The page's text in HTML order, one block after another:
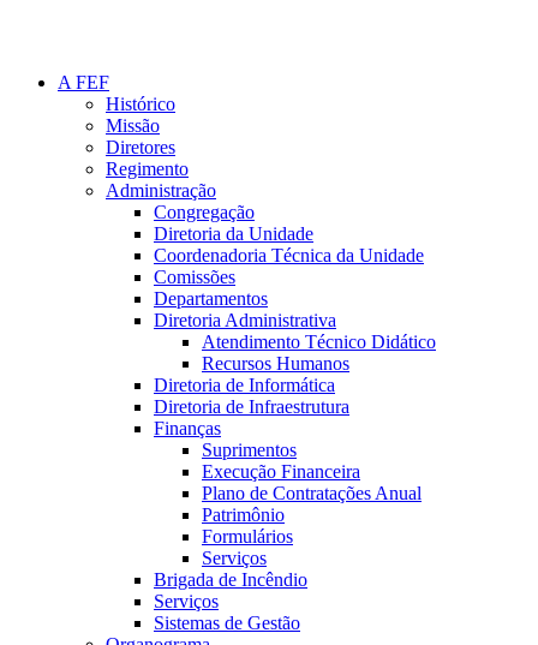
A FEF
Histórico
Missão
Diretores
Regimento
Administração
Congregação
Diretoria da Unidade
Coordenadoria Técnica da Unidade
Comissões
Departamentos
Diretoria Administrativa
Atendimento Técnico Didático
Recursos Humanos
Diretoria de Informática
Diretoria de Infraestrutura
Finanças
Suprimentos
Execução Financeira
Plano de Contratações Anual
Patrimônio
Formulários
Serviços
Brigada de Incêndio
Serviços
Sistemas de Gestão